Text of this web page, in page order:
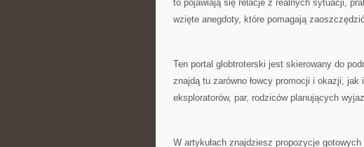
to pojawiają się relacje z realnych sytuacji,
wzięte anegdoty, które pomagają
Ten portal globtroterski jest skierowany do
znajdą tu zarówno łowcy promocji i okazji,
eksploratorów, par, rodziców planujących
W artykułach znajdziesz propozycje